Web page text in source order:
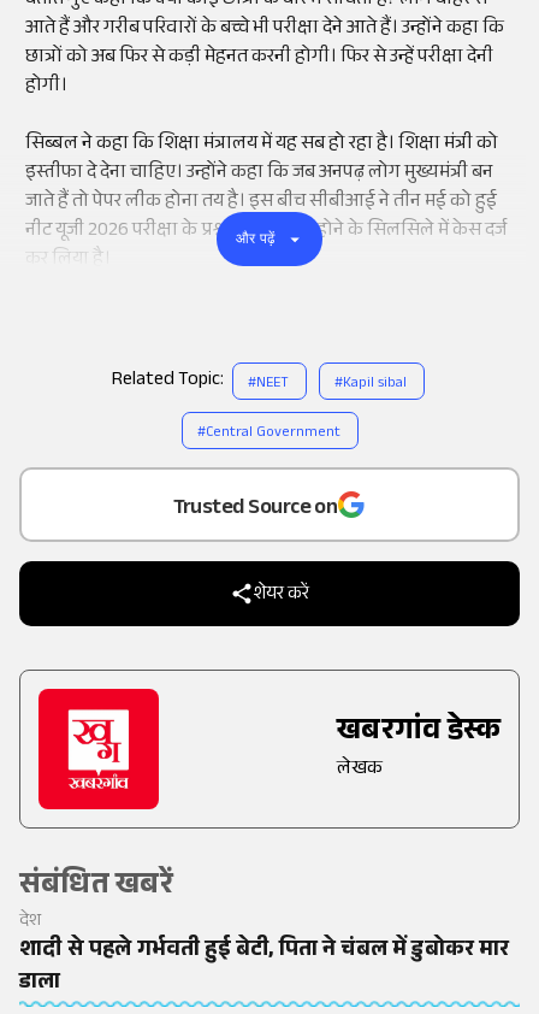
Add
as a
Trusted Source on
शेयर करें
खबरगांव डेस्क
लेखक
संबंधित खबरें
देश
शादी से पहले गर्भवती हुई बेटी, पिता ने चंबल में डुबोकर मार
डाला
आते हैं और गरीब परिवारों के बच्चे भी परीक्षा देने आते हैं। उन्होंने कहा कि
छात्रों को अब फिर से कड़ी मेहनत करनी होगी। फिर से उन्हें परीक्षा देनी
होगी।
सिब्बल ने कहा कि शिक्षा मंत्रालय में यह सब हो रहा है। शिक्षा मंत्री को
इस्तीफा दे देना चाहिए। उन्होंने कहा कि जब अनपढ़ लोग मुख्यमंत्री बन
जाते हैं तो पेपर लीक होना तय है। इस बीच सीबीआई ने तीन मई को हुई
नीट यूजी 2026 परीक्षा के प्रश्न पत्र के लीक होने के सिलसिले में केस दर्ज
कर लिया है।
और पढ़ें
Related Topic: #NEET #Kapil sibal
#Central Government